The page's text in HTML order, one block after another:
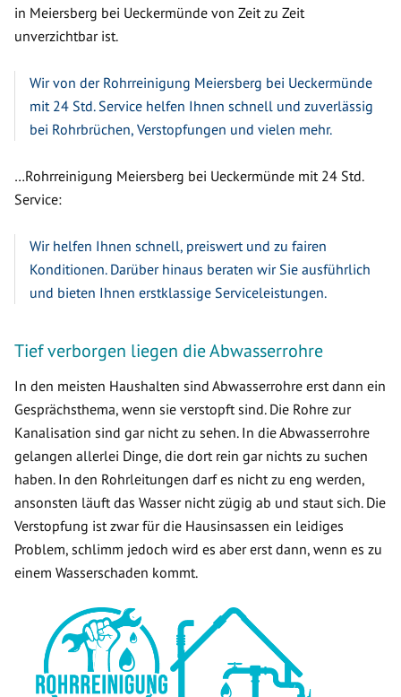
in Meiersberg bei Ueckermünde von Zeit zu Zeit
unverzichtbar ist.
Wir von der Rohrreinigung Meiersberg bei Ueckermünde
mit 24 Std. Service helfen Ihnen schnell und zuverlässig
bei Rohrbrüchen, Verstopfungen und vielen mehr.
…Rohrreinigung Meiersberg bei Ueckermünde mit 24 Std.
Service:
Wir helfen Ihnen schnell, preiswert und zu fairen
Konditionen. Darüber hinaus beraten wir Sie ausführlich
und bieten Ihnen erstklassige Serviceleistungen.
Tief verborgen liegen die Abwasserrohre
In den meisten Haushalten sind Abwasserrohre erst dann ein
Gesprächsthema, wenn sie verstopft sind. Die Rohre zur
Kanalisation sind gar nicht zu sehen. In die Abwasserrohre
gelangen allerlei Dinge, die dort rein gar nichts zu suchen
haben. In den Rohrleitungen darf es nicht zu eng werden,
ansonsten läuft das Wasser nicht zügig ab und staut sich. Die
Verstopfung ist zwar für die Hausinsassen ein leidiges
Problem, schlimm jedoch wird es aber erst dann, wenn es zu
einem Wasserschaden kommt.